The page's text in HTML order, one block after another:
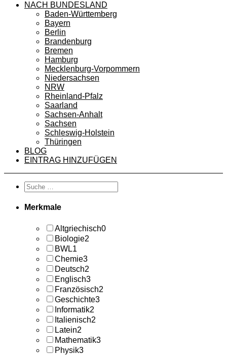
NACH BUNDESLAND
Baden-Württemberg
Bayern
Berlin
Brandenburg
Bremen
Hamburg
Mecklenburg-Vorpommern
Niedersachsen
NRW
Rheinland-Pfalz
Saarland
Sachsen-Anhalt
Sachsen
Schleswig-Holstein
Thüringen
BLOG
EINTRAG HINZUFÜGEN
Merkmale
Altgriechisch0
Biologie2
BWL1
Chemie3
Deutsch2
Englisch3
Französisch2
Geschichte3
Informatik2
Italienisch2
Latein2
Mathematik3
Physik3